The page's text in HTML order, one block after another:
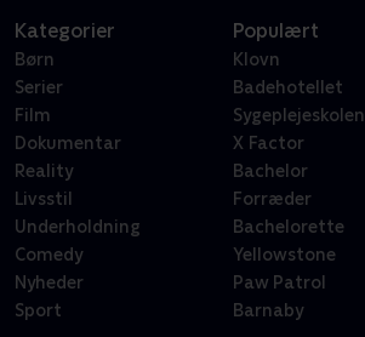
Kategorier
Børn
Serier
Film
Dokumentar
Reality
Livsstil
Underholdning
Comedy
Nyheder
Sport
Populært
Klovn
Badehotellet
Sygeplejeskolen
X Factor
Bachelor
Forræder
Bachelorette
Yellowstone
Paw Patrol
Barnaby